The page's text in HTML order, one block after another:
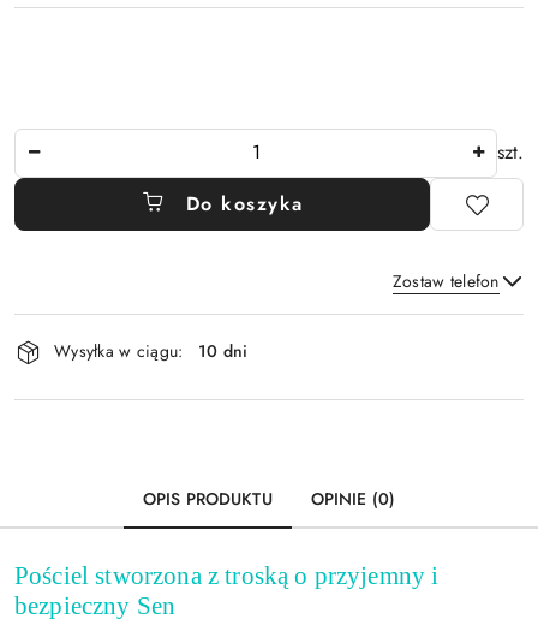
szt.
Do koszyka
Zostaw telefon
Dostępność
i
dostawa
Wysyłka w ciągu: 10 dni
OPIS PRODUKTU OPINIE (0)
Pościel stworzona z troską o przyjemny i
bezpieczny Sen